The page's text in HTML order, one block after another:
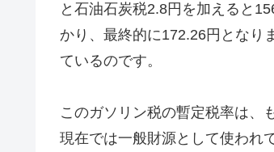
と石油石炭税2.8円を加えると
かり、最終的に172.26円となり
ているのです。
このガソリン税の暫定税率は、
現在では一般財源として使われ